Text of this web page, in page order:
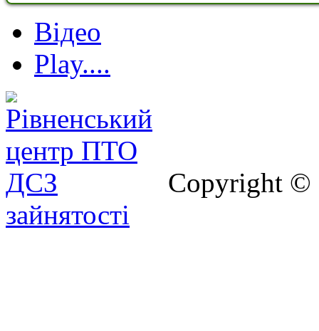
Відео
Play....
Copyright
зайнятості